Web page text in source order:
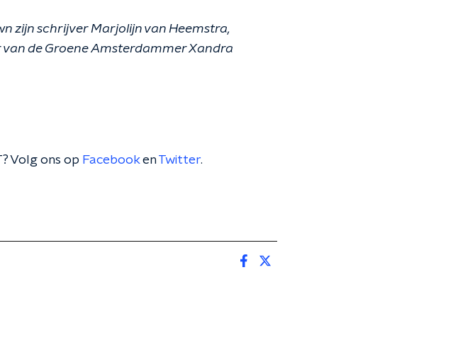
zijn schrijver Marjolijn van Heemstra,
de Groene Amsterdammer Xandra
Volg ons op FacebookenTwitter.